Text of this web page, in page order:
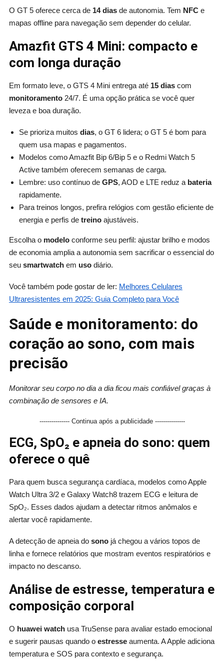
O GT 5 oferece cerca de 14 diasde autonomia. Tem NFCe
mapas offline para navegação sem depender do celular.
Amazfit GTS 4 Mini: compacto e
com longa duração
Em formato leve, o GTS 4 Mini entrega até 15 diascom
monitoramento24/7. É uma opção prática se você quer
leveza e boa duração.
Se prioriza muitos dias, o GT 6 lidera; o GT 5 é bom para
quem usa mapas e pagamentos.
Modelos como Amazfit Bip 6/Bip 5 e o Redmi Watch 5
Active também oferecem semanas de carga.
Lembre: uso contínuo de GPS, AOD e LTE reduz a bateria
rapidamente.
Para treinos longos, prefira relógios com gestão eficiente de
energia e perfis de treinoajustáveis.
Escolha o modeloconforme seu perfil: ajustar brilho e modos
de economia amplia a autonomia sem sacrificar o essencial do
seu smartwatchem usodiário.
Você também pode gostar de ler: Melhores Celulares
Ultraresistentes em 2025: Guia Completo para Você
Saúde e monitoramento: do
coração ao sono, com mais
precisão
Monitorar seu corpo no dia a dia ficou mais confiável graças à
combinação de sensores e IA.
--------------- Continua após a publicidade ---------------
ECG, SpO₂ e apneia do sono: quem
oferece o quê
Para quem busca segurança cardíaca, modelos como Apple
Watch Ultra 3/2 e Galaxy Watch8 trazem ECG e leitura de
SpO₂. Esses dados ajudam a detectar ritmos anômalos e
alertar você rapidamente.
A detecção de apneia do sonojá chegou a vários topos de
linha e fornece relatórios que mostram eventos respiratórios e
impacto no descanso.
Análise de estresse, temperatura e
composição corporal
O huawei watchusa TruSense para avaliar estado emocional
e sugerir pausas quando o estresseaumenta. A Apple adiciona
temperatura e SOS para contexto e segurança.